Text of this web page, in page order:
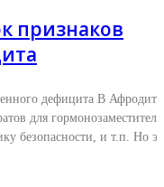
признаков
дефицита В Афродите
для
безопасности, и т.п. Но